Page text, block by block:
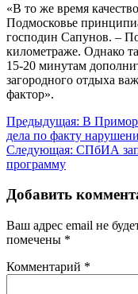
«В то же время
Подмосковье
господин Сапунов. –
километраже. Однако
15-20 минутам
загородного отдыха
фактор».
Навигация
по
записям
Предыдущая: В
дела по факту
Следующая: СПбИА
программу
Добавить
Ваш адрес email не
помечены *
Комментарий *